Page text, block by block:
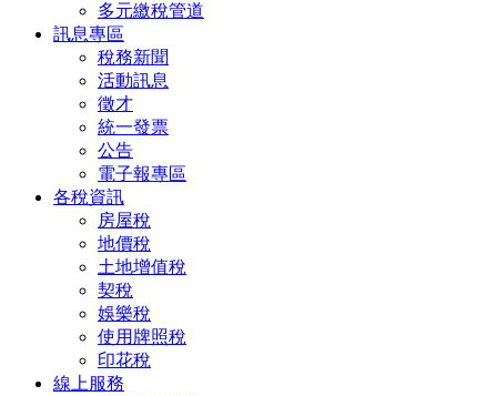
多元繳稅管道
訊息專區
稅務新聞
活動訊息
徵才
統一發票
公告
電子報專區
各稅資訊
房屋稅
地價稅
土地增值稅
契稅
娛樂稅
使用牌照稅
印花稅
線上服務